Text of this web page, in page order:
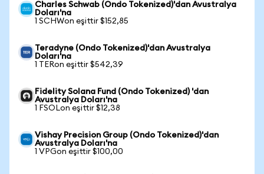
Charles Schwab (Ondo Tokenized)'dan Avustralya
Doları'na
1 SCHWon eşittir $152,85
Teradyne (Ondo Tokenized)'dan Avustralya
Doları'na
1 TERon eşittir $542,39
Fidelity Solana Fund (Ondo Tokenized) 'dan
Avustralya Doları'na
1 FSOLon eşittir $12,38
Vishay Precision Group (Ondo Tokenized)'dan
Avustralya Doları'na
1 VPGon eşittir $100,00